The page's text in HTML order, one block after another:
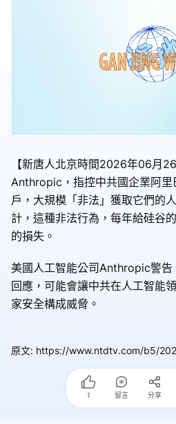
【新唐人北京時間2026年06月
Anthropic，指控中共國企業阿里
戶，大規模「非法」獲取它們的
計，這種非法行為，每年給硅谷
的損失。
美國人工智能公司Anthropic警告
回應，可能會讓中共在人工智能
家安全構成威脅。
原文: https://www.ntdtv.com/b5/
1 留言 分享